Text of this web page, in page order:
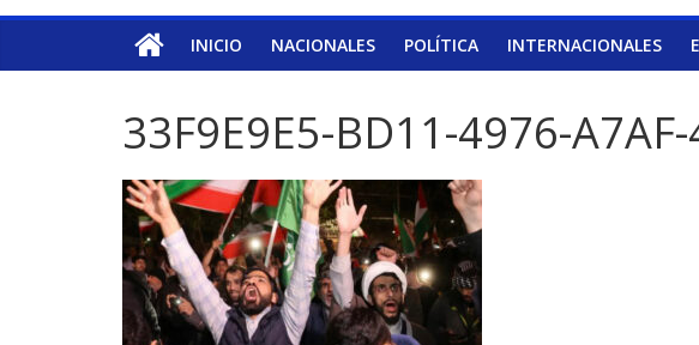
INICIO NACIONALES POLÍTICA INTERNACIONALES
33F9E9E5-BD11-4976-